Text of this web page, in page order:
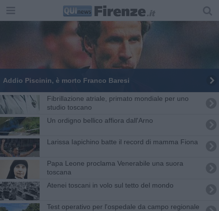
Addio Piscinin, è morto Franco Baresi
Fibrillazione atriale, primato mondiale per uno
studio toscano
Un ordigno bellico affiora dall'Arno
Larissa Iapichino batte il record di mamma Fiona
Papa Leone proclama Venerabile una suora
toscana
Atenei toscani in volo sul tetto del mondo
Test operativo per l'ospedale da campo regionale